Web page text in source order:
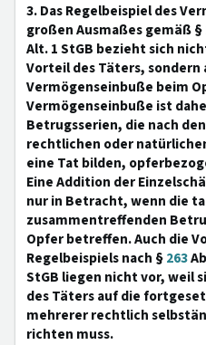
3. Das Regelbeispiel des
großen Ausmaßes gemäß §
Alt. 1 StGB bezieht sich
Vorteil des Täters, sondern
Vermögenseinbuße beim
Vermögenseinbuße ist
Betrugsserien, die nach
rechtlichen oder
eine Tat bilden,
Eine Addition der
nur in Betracht, wenn die
zusammentreffenden
Opfer betreffen. Auch die
Regelbeispiels nach §263
StGB liegen nicht vor, weil
des Täters auf die
mehrerer rechtlich
richten muss.